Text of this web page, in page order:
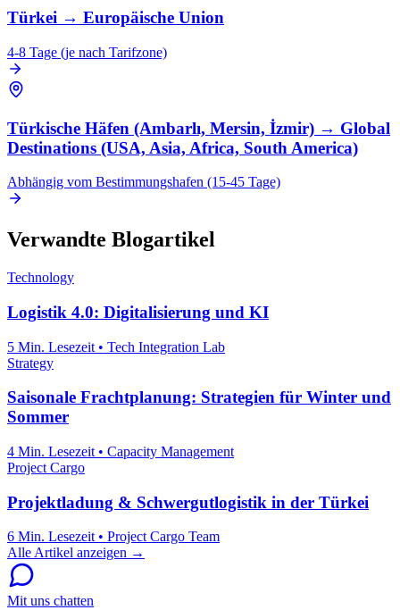
Türkei → Europäische Union
4-8 Tage (je nach Tarifzone)
Türkische Häfen (Ambarlı, Mersin, İzmir) → Global
Destinations (USA, Asia, Africa, South America)
Abhängig vom Bestimmungshafen (15-45 Tage)
Verwandte Blogartikel
Technology
Logistik 4.0: Digitalisierung und KI
5 Min. Lesezeit • Tech Integration Lab
Strategy
Saisonale Frachtplanung: Strategien für Winter und
Sommer
4 Min. Lesezeit • Capacity Management
Project Cargo
Projektladung & Schwergutlogistik in der Türkei
6 Min. Lesezeit• Project Cargo Team
Alle Artikel anzeigen →
Mit uns chatten